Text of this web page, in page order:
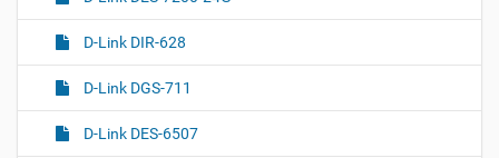
D-Link DIR-628
D-Link DGS-711
D-Link DES-6507